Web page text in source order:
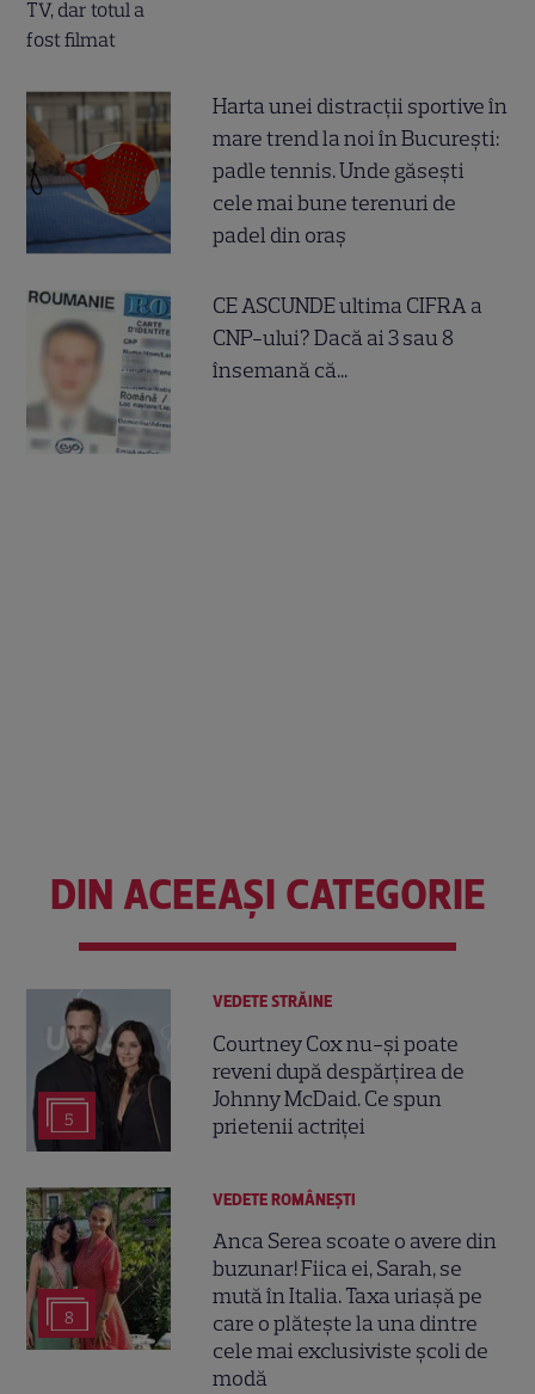
Harta unei distracții sportive în
mare trend la noi în București:
padle tennis. Unde găsești
cele mai bune terenuri de
padel din oraș
CE ASCUNDE ultima CIFRA a
CNP-ului? Dacă ai 3 sau 8
însemană că...
DIN ACEEAȘI CATEGORIE
5
VEDETE STRĂINE
Courtney Cox nu-și poate
reveni după despărțirea de
Johnny McDaid. Ce spun
prietenii actriței
8
VEDETE ROMÂNEŞTI
Anca Serea scoate o avere din
buzunar! Fiica ei, Sarah, se
mută în Italia. Taxa uriașă pe
care o plătește la una dintre
cele mai exclusiviste școli de
modă